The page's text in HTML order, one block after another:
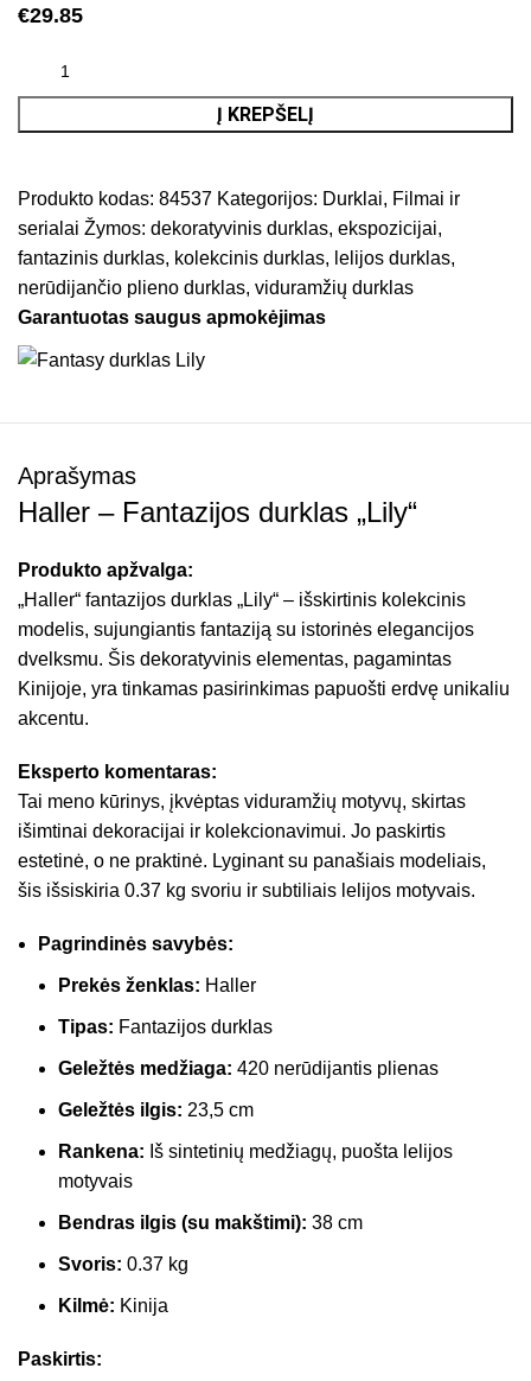
€29.85
Į KREPŠELĮ
Produkto kodas:84537 Kategorijos: Durklai, Filmai ir
serialai Žymos: dekoratyvinis durklas, ekspozicijai,
fantazinis durklas, kolekcinis durklas, lelijos durklas,
nerūdijančio plieno durklas, viduramžių durklas
Garantuotas saugus apmokėjimas
Aprašymas
Haller – Fantazijos durklas „Lily“
Produkto apžvalga:
„Haller“ fantazijos durklas „Lily“ – išskirtinis kolekcinis
modelis, sujungiantis fantaziją su istorinės elegancijos
dvelksmu. Šis dekoratyvinis elementas, pagamintas
Kinijoje, yra tinkamas pasirinkimas papuošti erdvę unikaliu
akcentu.
Eksperto komentaras:
Tai meno kūrinys, įkvėptas viduramžių motyvų, skirtas
išimtinai dekoracijai ir kolekcionavimui. Jo paskirtis
estetinė, o ne praktinė. Lyginant su panašiais modeliais,
šis išsiskiria 0.37 kg svoriu ir subtiliais lelijos motyvais.
Pagrindinės savybės:
Prekės ženklas: Haller
Tipas: Fantazijos durklas
Geležtės medžiaga: 420 nerūdijantis plienas
Geležtės ilgis: 23,5 cm
Rankena: Iš sintetinių medžiagų, puošta lelijos
motyvais
Bendras ilgis (su makštimi): 38 cm
Svoris: 0.37 kg
Kilmė: Kinija
Paskirtis: